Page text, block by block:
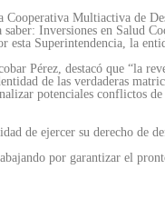
Cooperativa Multiactiva de
saber: Inversiones en
esta Superintendencia, la
Pérez, destacó que “la
de las verdaderas
potenciales conflictos
de ejercer su derecho de
por garantizar el